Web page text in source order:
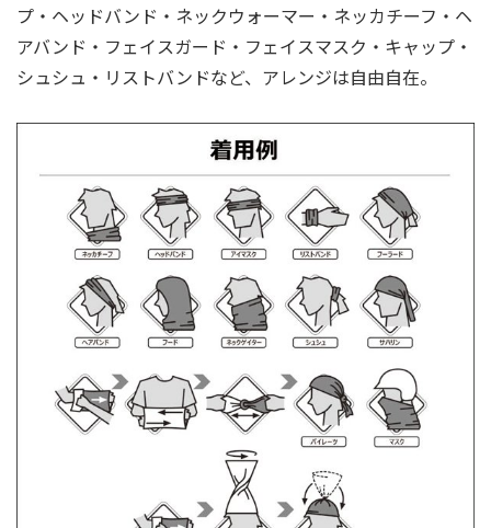
プ・ヘッドバンド・ネックウォーマー・ネッカチーフ・ヘ
アバンド・フェイスガード・フェイスマスク・キャップ・
シュシュ・リストバンドなど、アレンジは自由自在。